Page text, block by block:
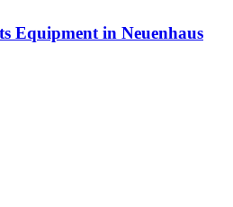
Equipment in Neuenhaus